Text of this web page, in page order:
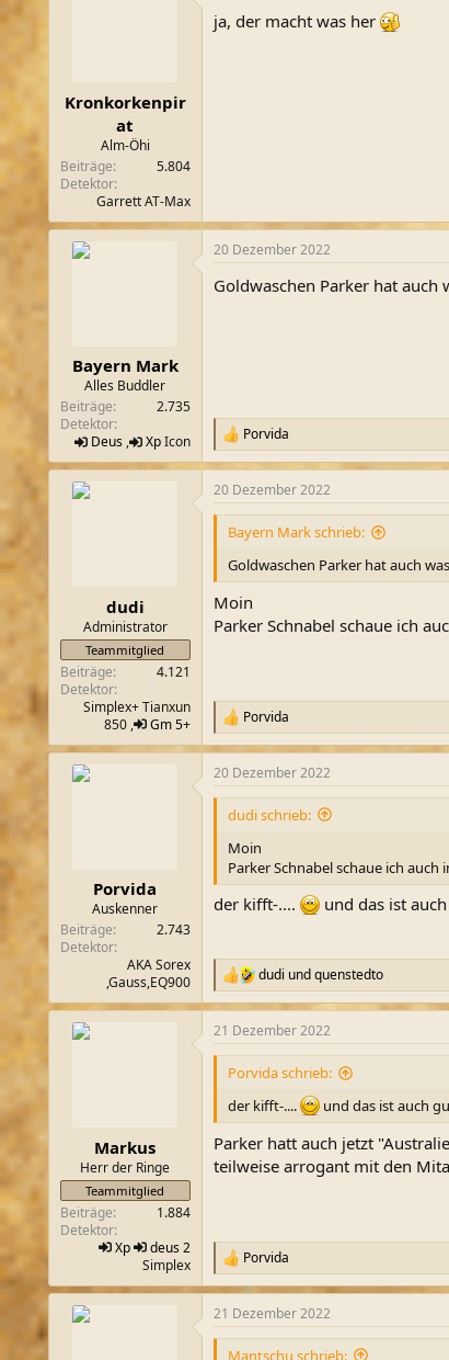
i
Kronkorkenpir
at
Alm-Öhi
Beiträge
5.804
Detektor
Garrett AT-Max
ja, der macht was her
Bayern Mark
Alles Buddler
Beiträge
2.735
Detektor
Deus, XpIcon
20 Dezember 2022
Goldwaschen Parker hat auch
R
e
a
k
t
n
e
n
:
Porvida
dudi
Administrator
Teammitglied
Beiträge
4.121
Detektor
Simplex+ Tianxun
850 ,
Gm 5+
20 Dezember 2022
Bayern Mark schrieb:
Goldwaschen Parker hat auch
Moin
Parker Schnabel schaue ich
R
e
a
k
t
n
:
Porvida
Porvida
Auskenner
Beiträge
2.743
Detektor
AKA Sorex
,Gauss,EQ900
20 Dezember 2022
dudi schrieb:
Moin
Parker Schnabel schaue ich
der kifft-.... und das ist
R
e
a
k
t
n
e
n
dudi undquenstedto
Markus
Herr der Ringe
Teammitglied
Beiträge
1.884
Detektor
Xp
deus 2
Simplex
21 Dezember 2022
Porvida schrieb:
der kifft-....
und das ist auch
Parker hatt auch jetzt
teilweise arrogant mit den
R
e
a
k
t
Porvida
21 Dezember 2022
Mantschu schrieb: